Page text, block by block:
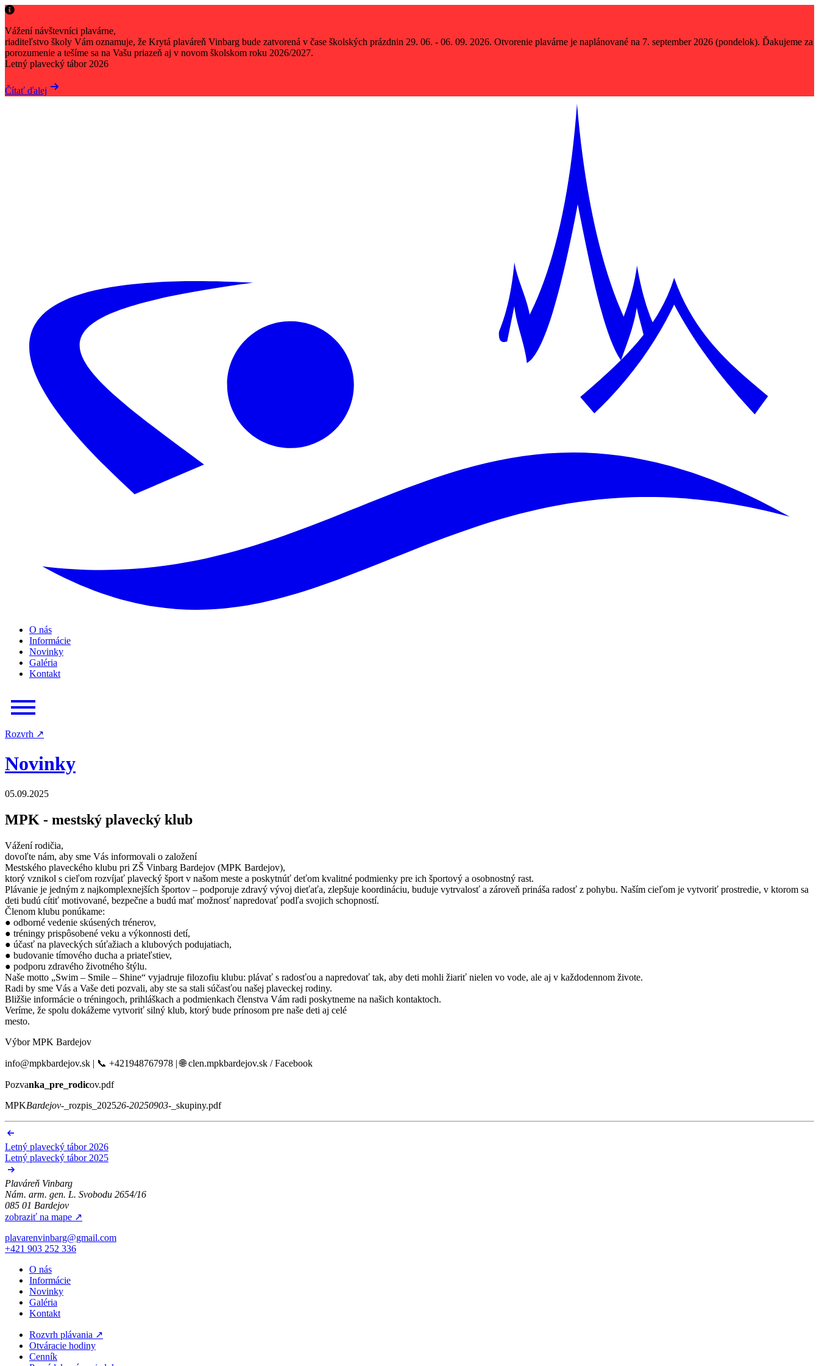

Vážení návštevníci plavárne,
riaditeľstvo školy Vám oznamuje, že Krytá plaváreň Vinbarg bude zatvorená v čase školských prázdnin 29. 06. - 06. 09. 2026. Otvorenie plavárne je naplánované na 7. september 2026 (pondelok). Ďakujeme za
porozumenie a tešíme sa na Vašu priazeň aj v novom školskom roku 2026/2027.
Letný plavecký tábor 2026
Čítať ďalej
O nás
Informácie
Novinky
Galéria
Kontakt
Rozvrh ↗
Novinky
05.09.2025
MPK - mestský plavecký klub
Vážení rodičia,
dovoľte nám, aby sme Vás informovali o založení
Mestského plaveckého klubu pri ZŠ Vinbarg Bardejov (MPK Bardejov),
ktorý vznikol s cieľom rozvíjať plavecký šport v našom meste a poskytnúť deťom kvalitné podmienky pre ich športový a osobnostný rast.
Plávanie je jedným z najkomplexnejších športov – podporuje zdravý vývoj dieťaťa, zlepšuje koordináciu, buduje vytrvalosť a zároveň prináša radosť z pohybu. Naším cieľom je vytvoriť prostredie, v ktorom sa
deti budú cítiť motivované, bezpečne a budú mať možnosť napredovať podľa svojich schopností.
Členom klubu ponúkame:
● odborné vedenie skúsených trénerov,
● tréningy prispôsobené veku a výkonnosti detí,
● účasť na plaveckých súťažiach a klubových podujatiach,
● budovanie tímového ducha a priateľstiev,
● podporu zdravého životného štýlu.
Naše motto „Swim – Smile – Shine“ vyjadruje filozofiu klubu: plávať s radosťou a napredovať tak, aby deti mohli žiariť nielen vo vode, ale aj v každodennom živote.
Radi by sme Vás a Vaše deti pozvali, aby ste sa stali súčasťou našej plaveckej rodiny.
Bližšie informácie o tréningoch, prihláškach a podmienkach členstva Vám radi poskytneme na našich kontaktoch.
Veríme, že spolu dokážeme vytvoriť silný klub, ktorý bude prínosom pre naše deti aj celé
mesto.
Výbor MPK Bardejov
info@mpkbardejov.sk | 📞 +421948767978 | 🌐 clen.mpkbardejov.sk / Facebook
Pozvanka_pre_rodicov.pdf
MPKBardejov-_rozpis_202526-20250903-_skupiny.pdf
Letný plavecký tábor 2026
Letný plavecký tábor 2025
Plaváreň Vinbarg
Nám. arm. gen. L. Svobodu 2654/16
085 01 Bardejov
zobraziť na mape ↗
plavarenvinbarg@gmail.com
+421 903 252 336
O nás
Informácie
Novinky
Galéria
Kontakt
Rozvrh plávania ↗
Otváracie hodiny
Cenník